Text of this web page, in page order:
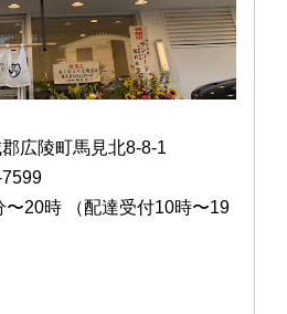
広陵町馬見北8-8-1
20時 （配達受付10時〜19